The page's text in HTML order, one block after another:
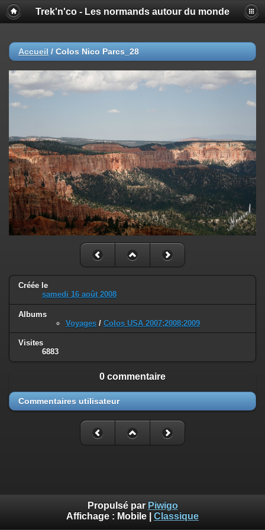
Trek'n'co - Les normands autour du monde
Accueil / Colos Nico Parcs_28
Créée le
samedi 16 août 2008
Albums
Voyages / Colos USA 2007;2008;2009
Visites
6883
0 commentaire
Commentaires utilisateur
Propulsé par Piwigo
Affichage : Mobile Classique